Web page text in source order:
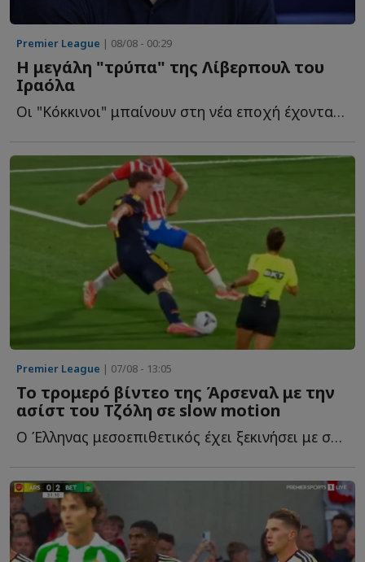
Premier League | 08/08 - 00:29
Η μεγάλη "τρύπα" της Λίβερπουλ του
Ιραόλα
Οι "Κόκκινοι" μπαίνουν στη νέα εποχή έχοντας ένα σοβαρό τ...
Premier League | 07/08 - 13:05
Το τρομερό βίντεο της Άρσεναλ με την
ασίστ του Τζόλη σε slow motion
Ο Έλληνας μεσοεπιθετικός έχει ξεκινήσει με σπασμένα τ...